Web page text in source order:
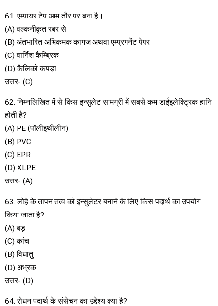
61. एम्पायर टेप आम तौर पर बना है।
(A) वल्कनीकृत रबर से
(B) अंतभारित अभिकमक कागज अथवा एम्प्रगनेंट पेपर
(C) वार्निश कैम्ब्रिक
(D) कैलिको कपड़ा
उत्तर- (C)
62. निम्नलिखित में से किस इन्सुलेट सामग्री में सबसे कम डाईइलेक्ट्रिक हानि
होती है?
(A) PE (पॉलीइथीलीन)
(B) PVC
(C) EPR
(D) XLPE
उत्तर- (A)
63. लोहे के तापन तत्व को इन्सुलेटर बनाने के लिए किस पदार्थ का उपयोग
किया जाता है?
(A) बड़
(C) कांच
(B) विधातु
(D) अभ्रक
उत्तर- (D)
64. रोधन पदार्थ के संसेचन का उद्देश्य क्या है?